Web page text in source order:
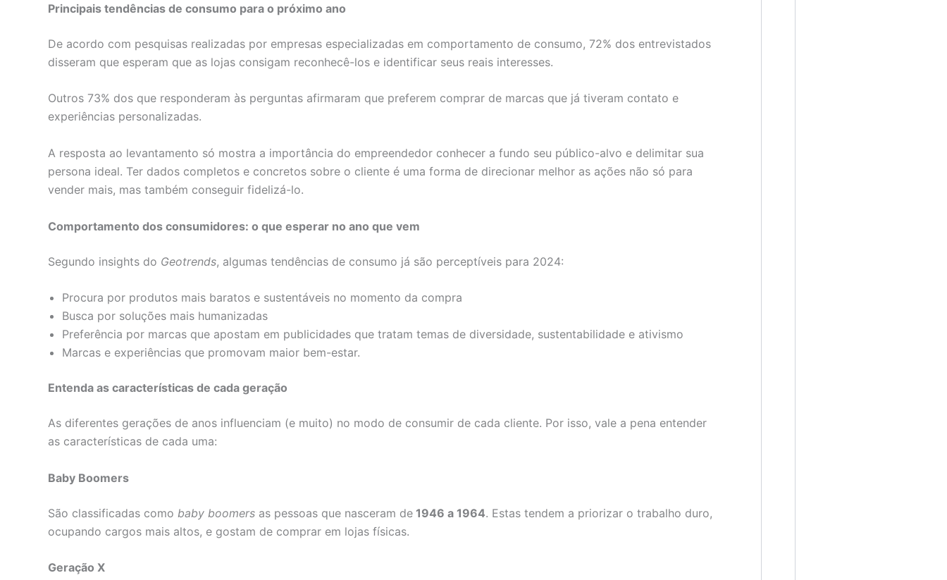
Principais tendências de consumo para o próximo ano
De acordo com pesquisas realizadas por empresas especializadas em comportamento de consumo, 72% dos entrevistados
disseram que esperam que as lojas consigam reconhecê-los e identificar seus reais interesses.
Outros 73% dos que responderam às perguntas afirmaram que preferem comprar de marcas que já tiveram contato e
experiências personalizadas.
A resposta ao levantamento só mostra a importância do empreendedor conhecer a fundo seu público-alvo e delimitar sua
persona ideal. Ter dados completos e concretos sobre o cliente é uma forma de direcionar melhor as ações não só para
vender mais, mas também conseguir fidelizá-lo.
Comportamento dos consumidores: o que esperar no ano que vem
Segundo insights do Geotrends, algumas tendências de consumo já são perceptíveis para 2024:
Procura por produtos mais baratos e sustentáveis no momento da compra
Busca por soluções mais humanizadas
Preferência por marcas que apostam em publicidades que tratam temas de diversidade, sustentabilidade e ativismo
Marcas e experiências que promovam maior bem-estar.
Entenda as características de cada geração
As diferentes gerações de anos influenciam (e muito) no modo de consumir de cada cliente. Por isso, vale a pena entender
as características de cada uma:
Baby Boomers
São classificadas como baby boomers as pessoas que nasceram de 1946 a 1964. Estas tendem a priorizar o trabalho duro,
ocupando cargos mais altos, e gostam de comprar em lojas físicas.
Geração X